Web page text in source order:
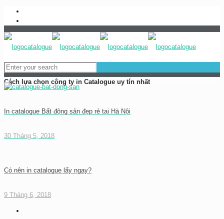
Cách lựa chọn công ty in Catalogue uy tín nhất
In catalogue Bất động sản đẹp rẻ tại Hà Nội
30 Tháng 5, 2018
Có nên in catalogue lấy ngay?
9 Tháng 6, 2018